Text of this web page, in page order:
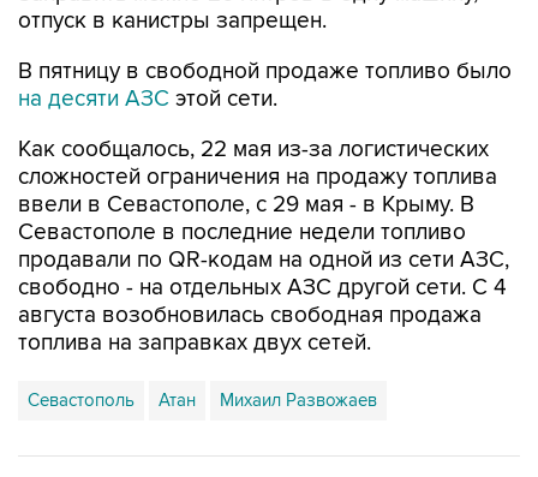
отпуск в канистры запрещен.
В пятницу в свободной продаже топливо было
на десяти АЗС этой сети.
Как сообщалось, 22 мая из-за логистических
сложностей ограничения на продажу топлива
ввели в Севастополе, с 29 мая - в Крыму. В
Севастополе в последние недели топливо
продавали по QR-кодам на одной из сети АЗС,
свободно - на отдельных АЗС другой сети. С 4
августа возобновилась свободная продажа
топлива на заправках двух сетей.
Севастополь Атан Михаил Развожаев